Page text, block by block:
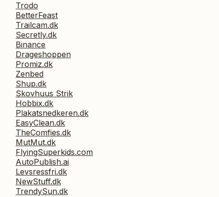
Trodo
BetterFeast
Trailcam.dk
Secretly.dk
Binance
Drageshoppen
Promiz.dk
Zenbed
Shup.dk
Skovhuus Strik
Hobbix.dk
Plakatsnedkeren.dk
EasyClean.dk
TheComfies.dk
MutMut.dk
FlyingSuperkids.com
AutoPublish.ai
Levsressfri.dk
NewStuff.dk
TrendySun.dk